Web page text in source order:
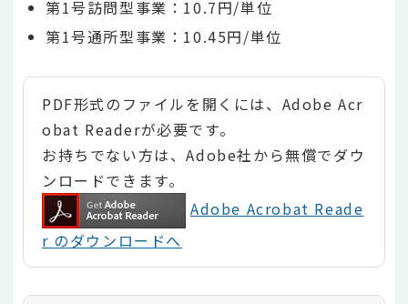
第1号訪問型事業：10.7円/単位
第1号通所型事業：10.45円/単位
PDF形式のファイルを開くには、Adobe Acr
obat Readerが必要です。
お持ちでない方は、Adobe社から無償でダウ
ンロードできます。
Adobe Acrobat Reade
r のダウンロードへ